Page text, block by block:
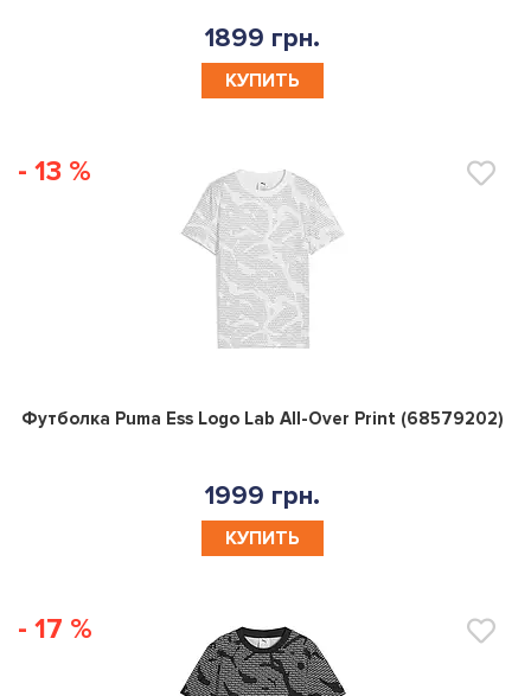
1899 грн.
КУПИТЬ
- 13 %
0
Футболка Puma Ess Logo Lab All-Over Print (68579202)
1999 грн.
КУПИТЬ
- 17 %